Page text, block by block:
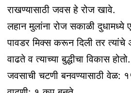
राखण्यासाठी जवस हे रोज खावे.
लहान मुलांना रोज सकाळी दुधामध्ये
पावडर मिक्स करून दिली तर त्यांचे
वाढते व त्याच्या बुद्धीचा विकास होतो.
जवसाची चटणी बनवण्यासाठी वेळ: